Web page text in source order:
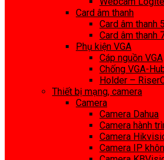
Card âm thanh
Card âm thanh
Card âm thanh
Phụ kiện VGA
Cáp nguồn VGA
Chống VGA-
Holder –
Thiết bị mạng, camera
Camera
Camera Dahua
Camera hành
Camera
Camera IP